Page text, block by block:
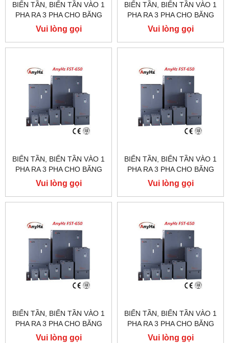
BIẾN TẦN, BIẾN TẦN VÀO 1
PHA RA 3 PHA CHO BĂNG
TẢI, FST650, FST500,50HP
Vui lòng gọi
BIẾN TẦN, BIẾN TẦN VÀO 1
PHA RA 3 PHA CHO BĂNG
TẢI, FST650, FST500,40HP
Vui lòng gọi
BIẾN TẦN, BIẾN TẦN VÀO 1
PHA RA 3 PHA CHO BĂNG
TẢI, FST650, FST500,30HP
Vui lòng gọi
BIẾN TẦN, BIẾN TẦN VÀO 1
PHA RA 3 PHA CHO BĂNG
TẢI, FST650, FST500,24HP
Vui lòng gọi
BIẾN TẦN, BIẾN TẦN VÀO 1
PHA RA 3 PHA CHO BĂNG
TẢI, FST650, FST500,20HP
Vui lòng gọi
BIẾN TẦN, BIẾN TẦN VÀO 1
PHA RA 3 PHA CHO BĂNG
TẢI, FST650, FST500,15HP
Vui lòng gọi